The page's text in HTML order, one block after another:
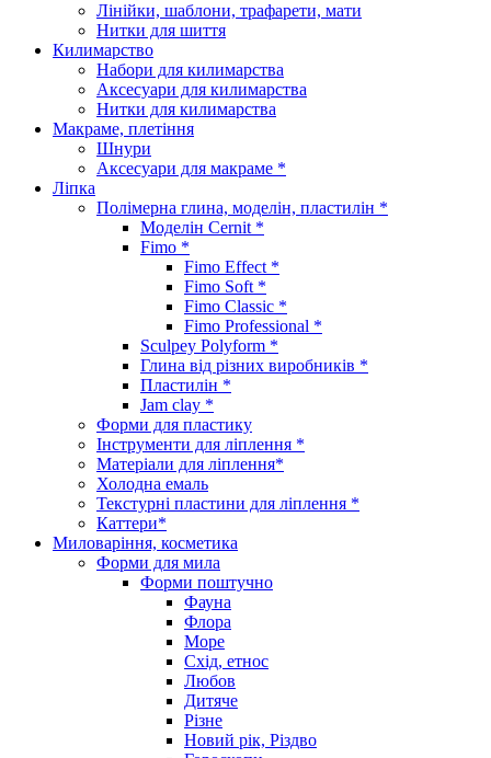
Лінійки, шаблони, трафарети, мати
Нитки для шиття
Килимарство
Набори для килимарства
Аксесуари для килимарства
Нитки для килимарства
Макраме, плетіння
Шнури
Аксесуари для макраме *
Ліпка
Полімерна глина, моделін, пластилін *
Моделін Cernit *
Fimo *
Fimo Effect *
Fimo Soft *
Fimo Classic *
Fimo Professional *
Sculpey Polyform *
Глина від різних виробників *
Пластилін *
Jam clay *
Форми для пластику
Інструменти для ліплення *
Матеріали для ліплення*
Холодна емаль
Текстурні пластини для ліплення *
Каттери*
Миловаріння, косметика
Форми для мила
Форми поштучно
Фауна
Флора
Море
Схід, етнос
Любов
Дитяче
Різне
Новий рік, Різдво